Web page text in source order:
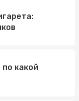
какой